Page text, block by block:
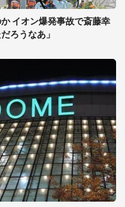
イオン爆発事故で斎藤幸
ろうなあ」